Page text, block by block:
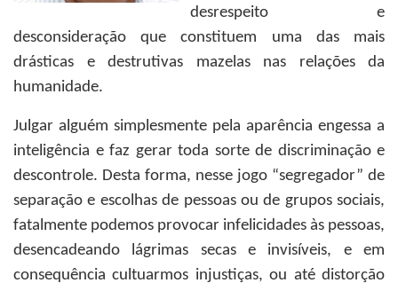
desrespeito e
desconsideração que constituem uma das mais
drásticas e destrutivas mazelas nas relações da
humanidade.
Julgar alguém simplesmente pela aparência engessa a
inteligência e faz gerar toda sorte de discriminação e
descontrole. Desta forma, nesse jogo “segregador” de
separação e escolhas de pessoas ou de grupos sociais,
fatalmente podemos provocar infelicidades às pessoas,
desencadeando lágrimas secas e invisíveis, e em
consequência cultuarmos injustiças, ou até distorção